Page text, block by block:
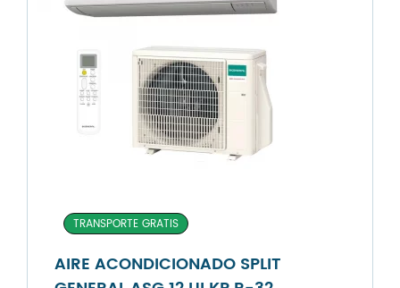
TRANSPORTE GRATIS
AIRE ACONDICIONADO SPLIT